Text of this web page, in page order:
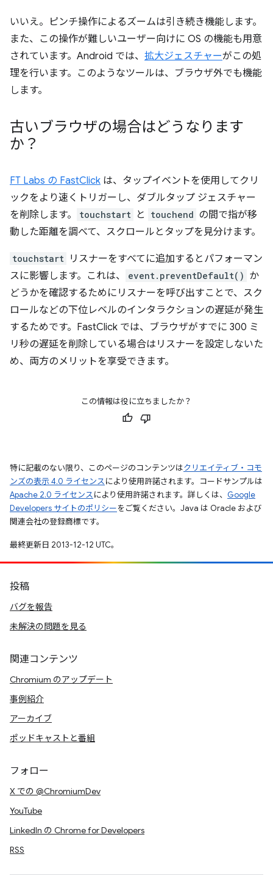
いいえ。ピンチ操作によるズームは引き続き機能します。
また、この操作が難しいユーザー向けに OS の機能も用意
されています。Android では、 拡大ジェスチャーがこの処
理を行います。このようなツールは、ブラウザ外でも機能
します。
古いブラウザの場合はどうなります
か？
FT Labs の FastClick は、タップイベントを使用してクリ
ックをより速くトリガーし、ダブルタップ ジェスチャー
を削除します。
touchstart と touchend の間で指が移
動した距離を調べて、スクロールとタップを見分けます。
touchstart リスナーをすべてに追加するとパフォーマン
スに影響します。これは、
event.preventDefault() か
どうかを確認するためにリスナーを呼び出すことで、スク
ロールなどの下位レベルのインタラクションの遅延が発生
するためです。FastClick では、ブラウザがすでに 300 ミ
リ秒の遅延を削除している場合はリスナーを設定しないた
め、両方のメリットを享受できます。
この情報は役に立ちましたか？
特に記載のない限り、このページのコンテンツはクリエイティブ・コモ
ンズの表示 4.0 ライセンスにより使用許諾されます。コードサンプルは
Apache 2.0 ライセンスにより使用許諾されます。詳しくは、 Google
Developers サイトのポリシーをご覧ください。Java は Oracle および
関連会社の登録商標です。
最終更新日 2013-12-12 UTC。
投稿
バグを報告
未解決の問題を見る
関連コンテンツ
Chromium のアップデート
事例紹介
アーカイブ
ポッドキャストと番組
フォロー
X での @ChromiumDev
YouTube
LinkedIn の Chrome for Developers
RSS